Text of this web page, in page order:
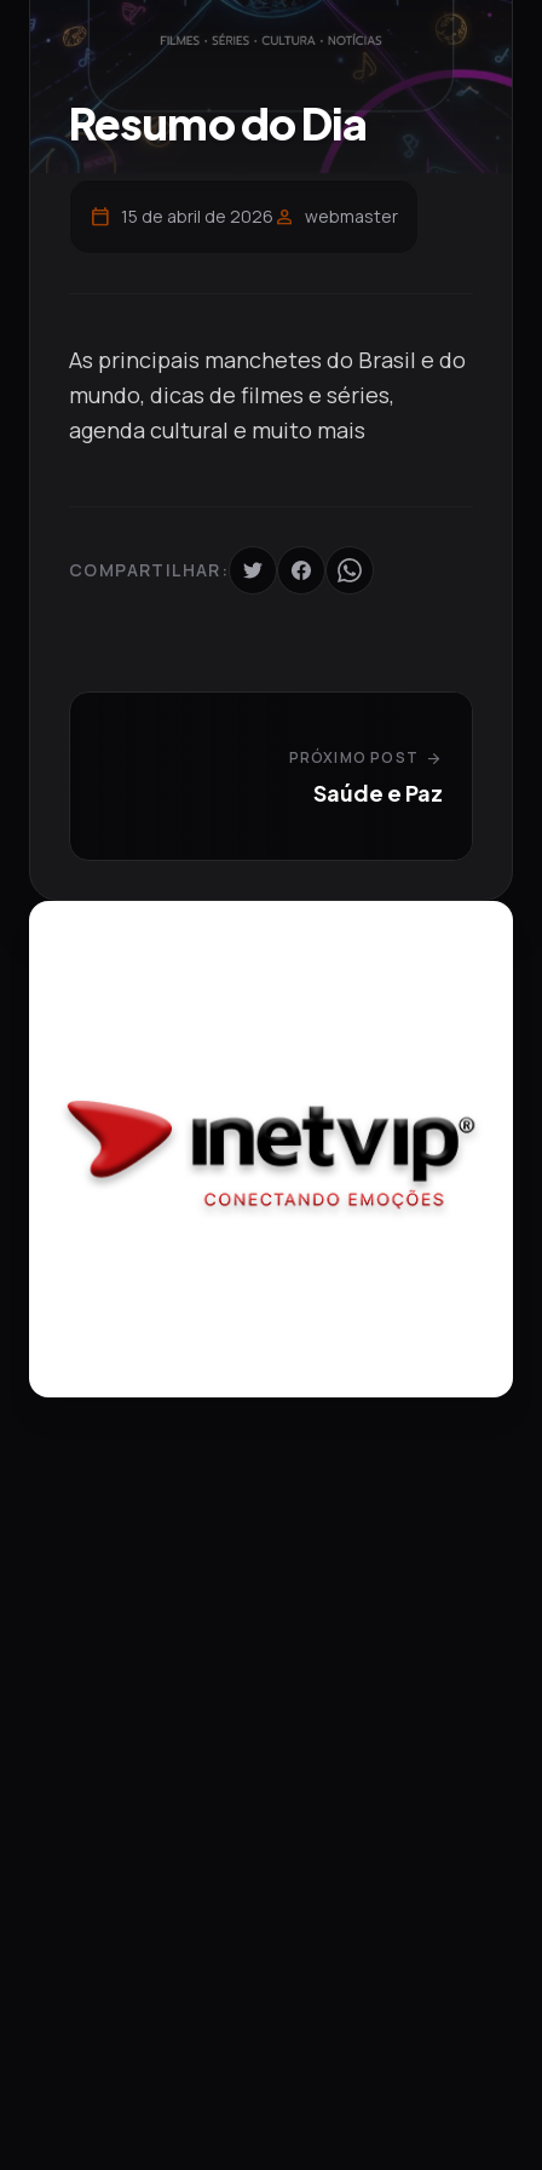
Resumo do Dia
calendar_today 15 de abril de 2026 person webmaster
As principais manchetes do Brasil e do
mundo, dicas de filmes e séries,
agenda cultural e muito mais
COMPARTILHAR:
PRÓXIMO POST arrow_forward
Saúde e Paz